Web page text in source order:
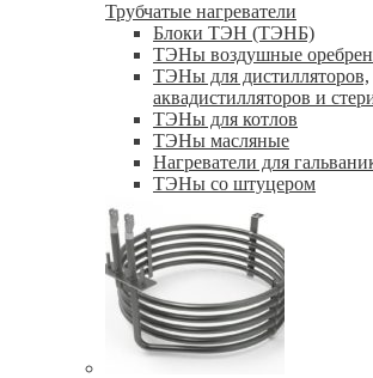
Трубчатые нагреватели
Блоки ТЭН (ТЭНБ)
ТЭНы воздушные
ТЭНы для дистилляторов,
аквадистилляторов и
ТЭНы для котлов
ТЭНы масляные
Нагреватели для
ТЭНы со штуцером